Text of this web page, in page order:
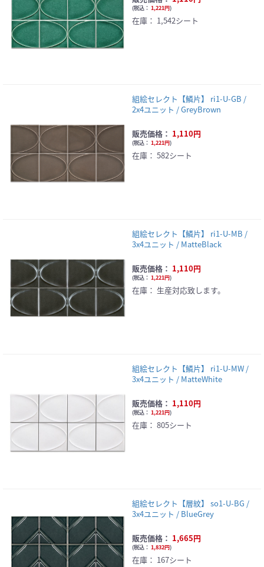
(税込： 1,221円)
在庫： 1,542シート
組絵セレクト【鱗片】 ri1-U-GB /
2x4ユニット / GreyBrown
販売価格： 1,110円
(税込： 1,221円)
在庫： 582シート
組絵セレクト【鱗片】 ri1-U-MB /
3x4ユニット / MatteBlack
販売価格： 1,110円
(税込： 1,221円)
在庫： 生産対応致します。
組絵セレクト【鱗片】 ri1-U-MW /
3x4ユニット / MatteWhite
販売価格： 1,110円
(税込： 1,221円)
在庫： 805シート
組絵セレクト【層紋】 so1-U-BG /
3x4ユニット / BlueGrey
販売価格： 1,665円
(税込： 1,832円)
在庫： 167シート